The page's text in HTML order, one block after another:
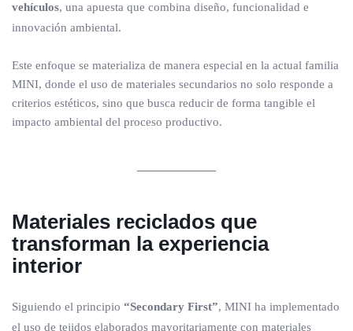
vehículos, una apuesta que combina diseño, funcionalidad e
innovación ambiental.
Este enfoque se materializa de manera especial en la actual familia
MINI, donde el uso de materiales secundarios no solo responde a
criterios estéticos, sino que busca reducir de forma tangible el
impacto ambiental del proceso productivo.
Materiales reciclados que
transforman la experiencia
interior
Siguiendo el principio “Secondary First”, MINI ha implementado
el uso de tejidos elaborados mayoritariamente con materiales